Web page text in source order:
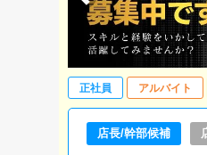
正社員 アルバイト
店長/幹部候補